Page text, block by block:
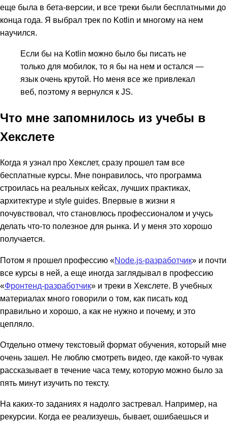
еще была в бета-версии, и все треки были бесплатными до
конца года. Я выбрал трек по Kotlin и многому на нем
научился.
Если бы на Kotlin можно было бы писать не
только для мобилок, то я бы на нем и остался —
язык очень крутой. Но меня все же привлекал
веб, поэтому я вернулся к JS.
Что мне запомнилось из учебы в
Хекслете
Когда я узнал про Хекслет, сразу прошел там все
бесплатные курсы. Мне понравилось, что программа
строилась на реальных кейсах, лучших практиках,
архитектуре и style guides. Впервые в жизни я
почувствовал, что становлюсь профессионалом и учусь
делать что-то полезное для рынка. И у меня это хорошо
получается.
Потом я прошел профессию «Node.js-разработчик» и почти
все курсы в ней, а еще иногда заглядывал в профессию
«Фронтенд-разработчик» и треки в Хекслете. В учебных
материалах много говорили о том, как писать код
правильно и хорошо, а как не нужно и почему, и это
цепляло.
Отдельно отмечу текстовый формат обучения, который мне
очень зашел. Не люблю смотреть видео, где какой-то чувак
рассказывает в течение часа тему, которую можно было за
пять минут изучить по тексту.
На каких-то заданиях я надолго застревал. Например, на
рекурсии. Когда ее реализуешь, бывает, ошибаешься и